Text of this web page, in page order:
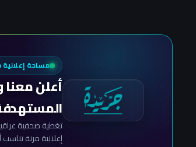
مساحة
أعلن
تغطية صحفية
إعلانية مرنة